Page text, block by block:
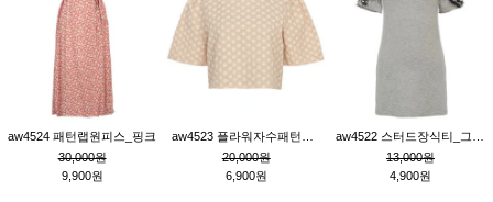
aw4524 패턴랩원피스_핑크
30,000원
9,900원
20,000원
6,900원
13,000원
4,900원